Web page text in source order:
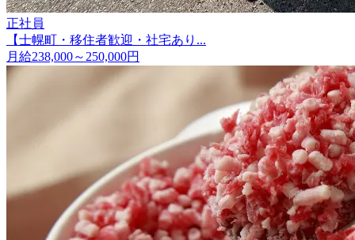
正社員
【士幌町・移住者歓迎・社宅あり...
月給238,000～250,000円